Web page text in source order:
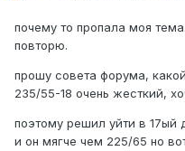
почему то пропала моя
повторю.
прошу совета форума,
235/55-18 очень жесткий,
поэтому решил уйти в 17ый
и он мягче чем 225/65 но